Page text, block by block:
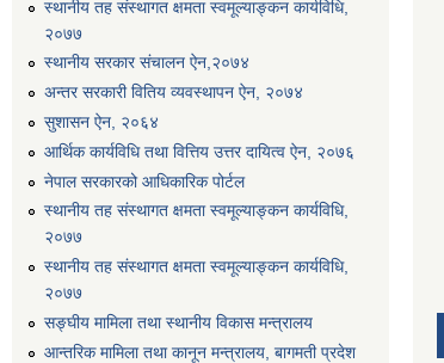
स्थानीय तह संस्थागत क्षमता स्वमूल्याङ्कन कार्यविधि,
२०७७
स्थानीय सरकार संचालन ऐन,२०७४
अन्तर सरकारी वितिय व्यवस्थापन ऐन, २०७४
सुशासन ऐन, २०६४
आर्थिक कार्यविधि तथा वित्तिय उत्तर दायित्व ऐन, २०७६
नेपाल सरकारको आधिकारिक पोर्टल
स्थानीय तह संस्थागत क्षमता स्वमूल्याङ्कन कार्यविधि,
२०७७
स्थानीय तह संस्थागत क्षमता स्वमूल्याङ्कन कार्यविधि,
२०७७
सङ्घीय मामिला तथा स्थानीय विकास मन्त्रालय
आन्तरिक मामिला तथा कानून मन्त्रालय, बागमती प्रदेश